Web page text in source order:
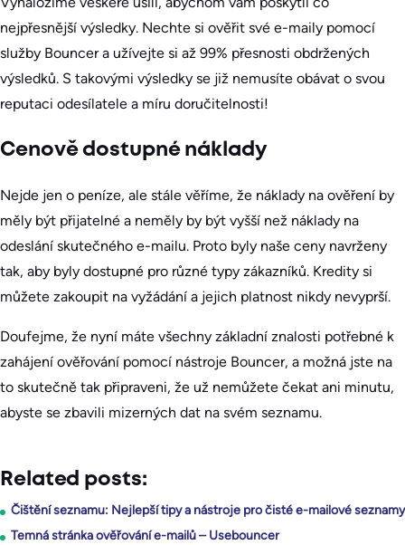
nejpřesnější výsledky. Nechte si ověřit své e-maily pomocí
služby Bouncer a užívejte si až 99% přesnosti obdržených
výsledků. S takovými výsledky se již nemusíte obávat o svou
reputaci odesílatele a míru doručitelnosti!
Cenově dostupné náklady
Nejde jen o peníze, ale stále věříme, že náklady na ověření by
měly být přijatelné a neměly by být vyšší než náklady na
odeslání skutečného e-mailu. Proto byly naše ceny navrženy
tak, aby byly dostupné pro různé typy zákazníků. Kredity si
můžete zakoupit na vyžádání a jejich platnost nikdy nevyprší.
Doufejme, že nyní máte všechny základní znalosti potřebné k
zahájení ověřování pomocí nástroje Bouncer, a možná jste na
to skutečně tak připraveni, že už nemůžete čekat ani minutu,
abyste se zbavili mizerných dat na svém seznamu.
Related posts:
Čištění seznamu: Nejlepší tipy a nástroje pro čisté e-mailové seznamy
Temná stránka ověřování e-mailů – Usebouncer